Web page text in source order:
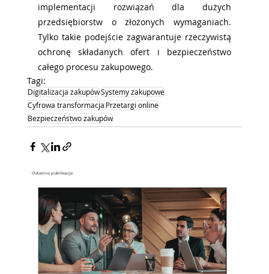
Ostatnie publikacje:
implementacji rozwiązań dla dużych
przedsiębiorstw o złożonych wymaganiach.
Tylko takie podejście zagwarantuje rzeczywistą
ochronę składanych ofert i bezpieczeństwo
całego procesu zakupowego.
Tagi:
Digitalizacja zakupówSystemy zakupowe
Cyfrowa transformacjaPrzetargi online
Bezpieczeństwo zakupów